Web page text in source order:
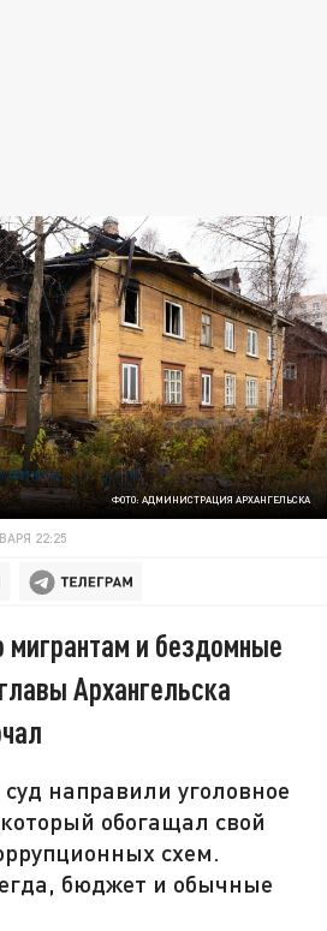
ФОТО: АДМИНИСТРАЦИЯ АРХАНГЕЛЬСКА
22:25
мигрантам и бездомные
Архангельска
направили уголовное
обогащал свой
схем.
бюджет и обычные